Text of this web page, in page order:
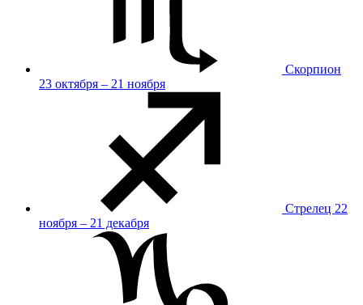
Скорпион
23 октября – 21 ноября
Стрелец 22
ноября – 21 декабря